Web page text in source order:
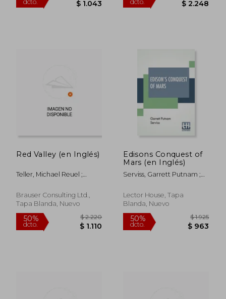
50%
Red Valley (en Inglés)
Teller, Michael Reuel ;
Yehonatan E.
Brauser Consulting Ltd.,
Tapa Blanda, Nuevo
Edisons Conquest of
Mars (en Inglés)
Serviss, Garrett Putnam ;
Lector House, Tapa
Blanda, Nuevo